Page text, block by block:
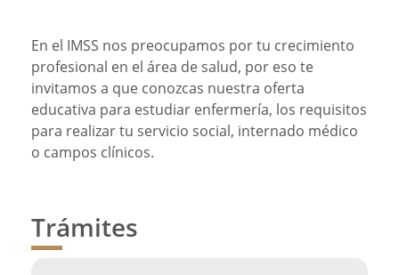
En el IMSS nos preocupamos por tu crecimiento
profesional en el área de salud, por eso te
invitamos a que conozcas nuestra oferta
educativa para estudiar enfermería, los requisitos
para realizar tu servicio social, internado médico
o campos clínicos.
Trámites